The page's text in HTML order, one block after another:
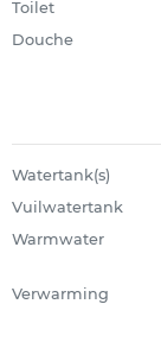
Toilet
Douche
Watertank(s)
Vuilwatertank
Warmwater
Verwarming